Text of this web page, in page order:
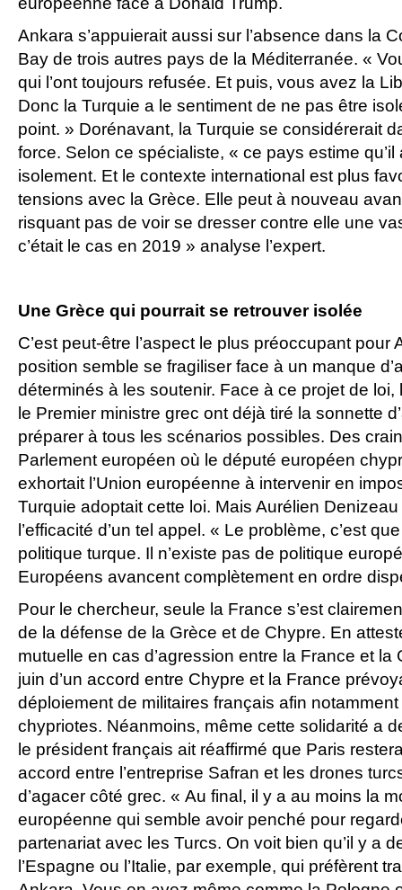
Ankara s’appuierait aussi sur l’absence dans la
Bay de trois autres pays de la Méditerranée. «
qui l’ont toujours refusée. Et puis, vous avez la
Donc la Turquie a le sentiment de ne pas être
point. » Dorénavant, la Turquie se considérerait
force. Selon ce spécialiste, « ce pays estime
isolement. Et le contexte international est plus
tensions avec la Grèce. Elle peut à nouveau
risquant pas de voir se dresser contre elle une
c’était le cas en 2019 » analyse l’expert.
Une Grèce qui pourrait se retrouver isolée
C’est peut-être l’aspect le plus préoccupant pour
position semble se fragiliser face à un manque
déterminés à les soutenir. Face à ce projet de
le Premier ministre grec ont déjà tiré la sonnette
préparer à tous les scénarios possibles. Des
Parlement européen où le député européen
exhortait l’Union européenne à intervenir en
Turquie adoptait cette loi. Mais Aurélien
l’efficacité d’un tel appel. « Le problème, c’est
politique turque. Il n’existe pas de politique
Européens avancent complètement en ordre
Pour le chercheur, seule la France s’est
de la défense de la Grèce et de Chypre. En
mutuelle en cas d’agression entre la France et
juin d’un accord entre Chypre et la France
déploiement de militaires français afin
chypriotes. Néanmoins, même cette solidarité a
le président français ait réaffirmé que Paris
accord entre l’entreprise Safran et les drones
d’agacer côté grec. « Au final, il y a au moins la
européenne qui semble avoir penché pour
partenariat avec les Turcs. On voit bien qu’il y a
l’Espagne ou l’Italie, par exemple, qui préfèrent